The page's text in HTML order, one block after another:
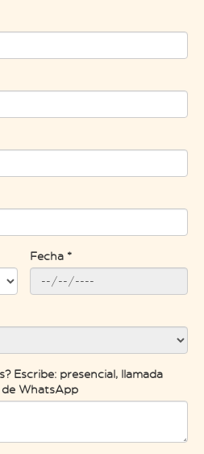
Fecha *
Escribe: presencial, llamada
WhatsApp